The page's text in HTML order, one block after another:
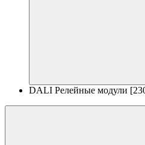
DALI Релейные модули